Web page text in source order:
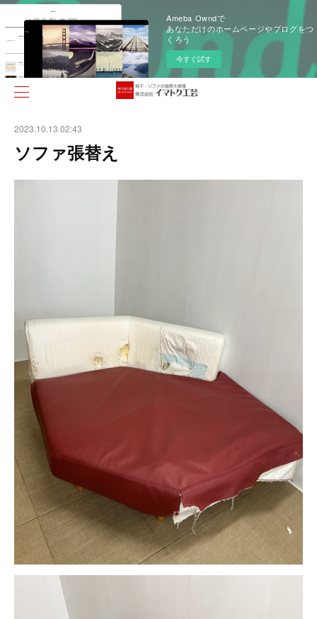
Ameba Owndで
あなただけのホームページやブログをつ
くろう
今すぐ試す
2023.10.13 02:43
ソファ張替え